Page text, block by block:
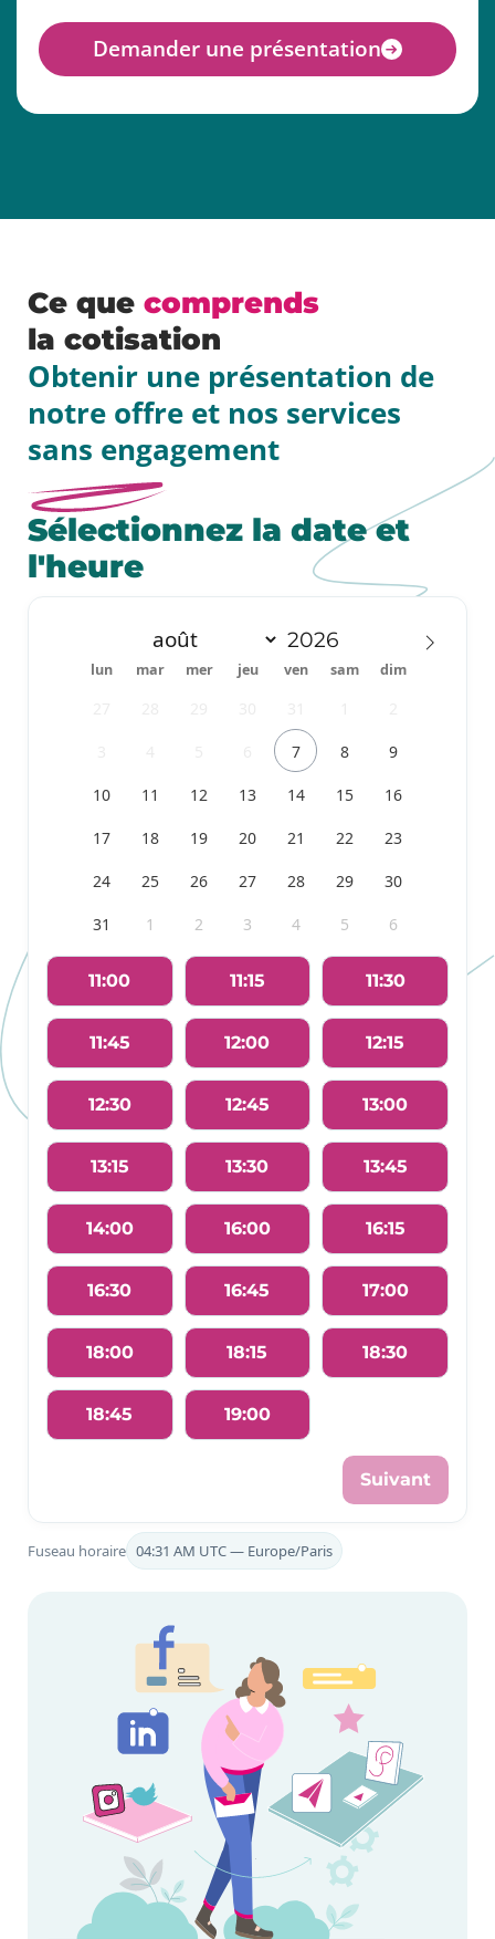
Demander une présentation
Ce que comprends
la cotisation
Obtenir une présentation de
notre offre et nos services
sans engagement
Sélectionnez la date et
l'heure
lun mar mer jeu ven sam dim
7 8 9
10 11 12 13 14 15 16
17 18 19 20 21 22 23
24 25 26 27 28 29 30
31 1 2 3 4 5 6
11:00 11:15 11:30
11:45 12:00 12:15
12:30 12:45 13:00
13:15 13:30 13:45
14:00 16:00 16:15
16:30 16:45 17:00
18:00 18:15 18:30
18:45 19:00
Suivant
Fuseau horaire 04:31 AM UTC — Europe/Paris